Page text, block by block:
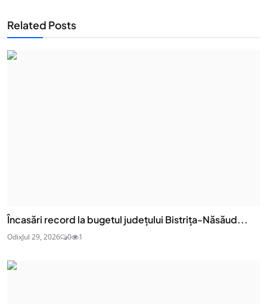
Related Posts
Încasări record la bugetul județului Bistrița-Năsăud...
OdixJul 29, 2026 0 1